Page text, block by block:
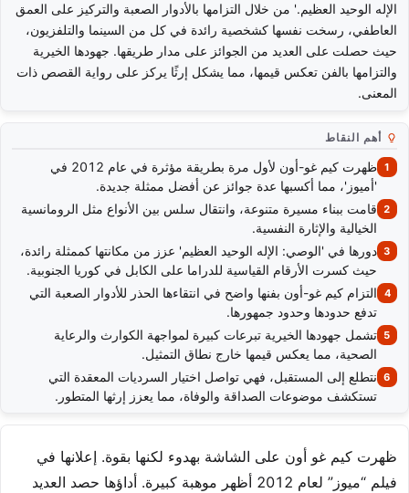
الإله الوحيد العظيم.' من خلال التزامها بالأدوار الصعبة والتركيز على العمق
العاطفي، رسخت نفسها كشخصية رائدة في كل من السينما والتلفزيون،
حيث حصلت على العديد من الجوائز على مدار طريقها. جهودها الخيرية
والتزامها بالفن تعكس قيمها، مما يشكل إرثًا يركز على رواية القصص ذات
المعنى.
أهم النقاط
ظهرت كيم غو-أون لأول مرة بطريقة مؤثرة في عام 2012 في
'أميوز'، مما أكسبها عدة جوائز عن أفضل ممثلة جديدة.
قامت ببناء مسيرة متنوعة، وانتقال سلس بين الأنواع مثل الرومانسية
الخيالية والإثارة النفسية.
دورها في 'الوصي: الإله الوحيد العظيم' عزز من مكانتها كممثلة رائدة،
حيث كسرت الأرقام القياسية للدراما على الكابل في كوريا الجنوبية.
التزام كيم غو-أون بفنها واضح في انتقاءها الحذر للأدوار الصعبة التي
تدفع حدودها وحدود جمهورها.
تشمل جهودها الخيرية تبرعات كبيرة لمواجهة الكوارث والرعاية
الصحية، مما يعكس قيمها خارج نطاق التمثيل.
نتطلع إلى المستقبل، فهي تواصل اختيار السرديات المعقدة التي
تستكشف موضوعات الصداقة والوفاة، مما يعزز إرثها المتطور.
ظهرت كيم غو أون على الشاشة بهدوء لكنها بقوة. إعلانها في
فيلم “ميوز” لعام 2012 أظهر موهبة كبيرة. أداؤها حصد العديد